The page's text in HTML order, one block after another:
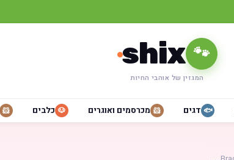
🐾
shix
המגזין של אוהבי החיות
🐟 דגים 🐹 מכרסמים ואוגרים 🐶 כלבים 🐹